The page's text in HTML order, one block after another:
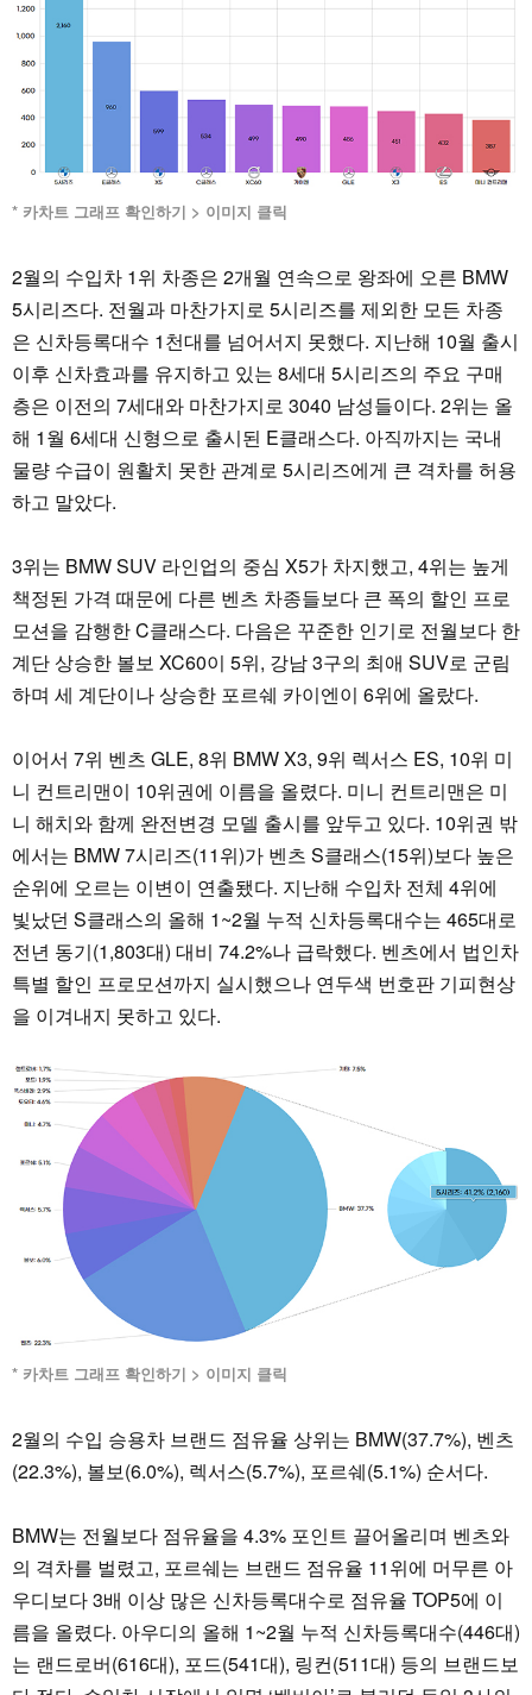
* 카차트 그래프 확인하기 > 이미지 클릭
2월의 수입차 1위 차종은 2개월 연속으로 왕좌에 오른 BMW
5시리즈다. 전월과 마찬가지로 5시리즈를 제외한 모든 차종
은 신차등록대수 1천대를 넘어서지 못했다. 지난해 10월 출시
이후 신차효과를 유지하고 있는 8세대 5시리즈의 주요 구매
층은 이전의 7세대와 마찬가지로 3040 남성들이다. 2위는 올
해 1월 6세대 신형으로 출시된 E클래스다. 아직까지는 국내
물량 수급이 원활치 못한 관계로 5시리즈에게 큰 격차를 허용
하고 말았다.
3위는 BMW SUV 라인업의 중심 X5가 차지했고, 4위는 높게
책정된 가격 때문에 다른 벤츠 차종들보다 큰 폭의 할인 프로
모션을 감행한 C클래스다. 다음은 꾸준한 인기로 전월보다 한
계단 상승한 볼보 XC60이 5위, 강남 3구의 최애 SUV로 군림
하며 세 계단이나 상승한 포르쉐 카이엔이 6위에 올랐다.
이어서 7위 벤츠 GLE, 8위 BMW X3, 9위 렉서스 ES, 10위 미
니 컨트리맨이 10위권에 이름을 올렸다. 미니 컨트리맨은 미
니 해치와 함께 완전변경 모델 출시를 앞두고 있다. 10위권 밖
에서는 BMW 7시리즈(11위)가 벤츠 S클래스(15위)보다 높은
순위에 오르는 이변이 연출됐다. 지난해 수입차 전체 4위에
빛났던 S클래스의 올해 1~2월 누적 신차등록대수는 465대로
전년 동기(1,803대) 대비 74.2%나 급락했다. 벤츠에서 법인차
특별 할인 프로모션까지 실시했으나 연두색 번호판 기피현상
을 이겨내지 못하고 있다.
* 카차트 그래프 확인하기 > 이미지 클릭
2월의 수입 승용차 브랜드 점유율 상위는 BMW(37.7%), 벤츠
(22.3%), 볼보(6.0%), 렉서스(5.7%), 포르쉐(5.1%) 순서다.
BMW는 전월보다 점유율을 4.3% 포인트 끌어올리며 벤츠와
의 격차를 벌렸고, 포르쉐는 브랜드 점유율 11위에 머무른 아
우디보다 3배 이상 많은 신차등록대수로 점유율 TOP5에 이
름을 올렸다. 아우디의 올해 1~2월 누적 신차등록대수(446대)
는 랜드로버(616대), 포드(541대), 링컨(511대) 등의 브랜드보